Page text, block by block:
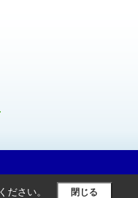
ださい。 閉じる